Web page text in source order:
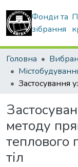
Фонди та
зібрання
Головна
методу
теплового
тіл